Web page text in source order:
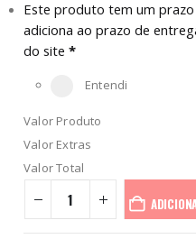
Este produto tem um
adiciona ao prazo de
do site *
Entendi
Valor Produto
Valor Extras
Valor Total